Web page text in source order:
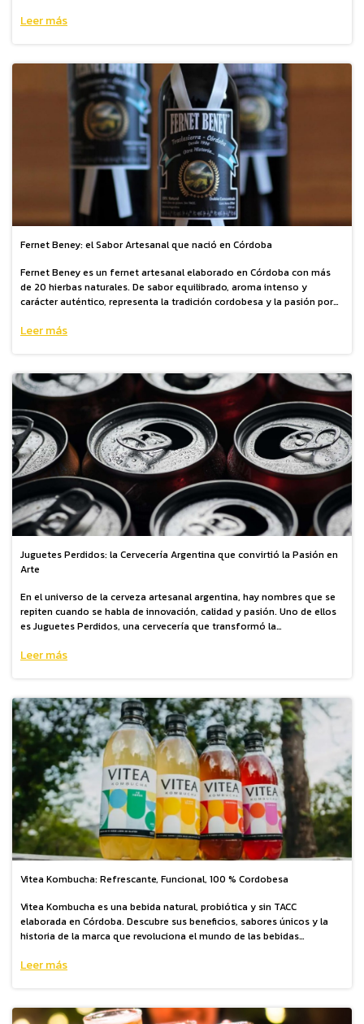
premium a cada taza para amantes del café de especialidad
Leer más
Fernet Beney: el Sabor Artesanal que nació en Córdoba
Fernet Beney es un fernet artesanal elaborado en Córdoba con más
de 20 hierbas naturales. De sabor equilibrado, aroma intenso y
carácter auténtico, representa la tradición cordobesa y la pasión por
Leer más
Juguetes Perdidos: la Cervecería Argentina que convirtió la Pasión en
Arte
En el universo de la cerveza artesanal argentina, hay nombres que se
repiten cuando se habla de innovación, calidad y pasión. Uno de ellos
es Juguetes Perdidos, una cervecería que transformó la
Leer más
Vitea Kombucha: Refrescante, Funcional, 100 % Cordobesa
Vitea Kombucha es una bebida natural, probiótica y sin TACC
elaborada en Córdoba. Descubre sus beneficios, sabores únicos y la
historia de la marca que revoluciona el mundo de las bebidas
Leer más